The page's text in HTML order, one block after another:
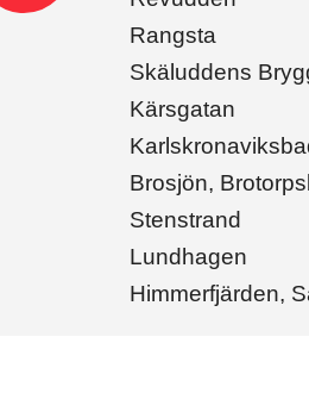
Rangsta
Skäluddens
Kärsgatan
Brosjön,
Stenstrand
Lundhagen
Himmerfjärden,